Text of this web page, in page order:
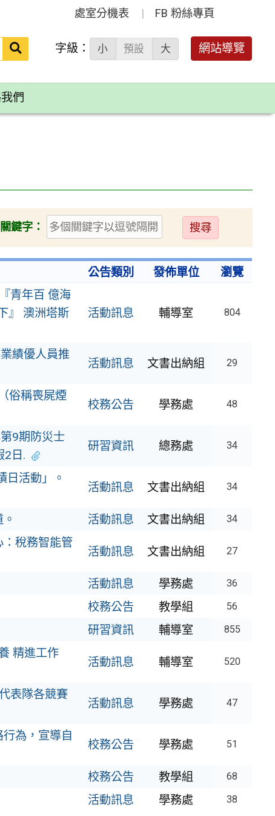
處室分機表 FB 粉絲專頁
送出 字級： 小 預設 大 網站導覽
們
關鍵字：
送
出
公告類別 發佈單位 瀏覽
青年百 億海
』 澳洲塔斯
活動訊息 輔導室 804
績優人員推
活動訊息 文書出納組 29
俗稱喪屍煙
校務公告 學務處 48
9期防災士
2日.
研習資訊 總務處 34
日活動」。
活動訊息 文書出納組 34
活動訊息 文書出納組 34
稅務智能管
活動訊息 文書出納組 27
活動訊息 學務處 36
校務公告 教學組 56
研習資訊 輔導室 855
精進工作
活動訊息 輔導室 520
表隊各競賽
活動訊息 學務處 47
為，宣導自
校務公告 學務處 51
校務公告 教學組 68
活動訊息 學務處 38